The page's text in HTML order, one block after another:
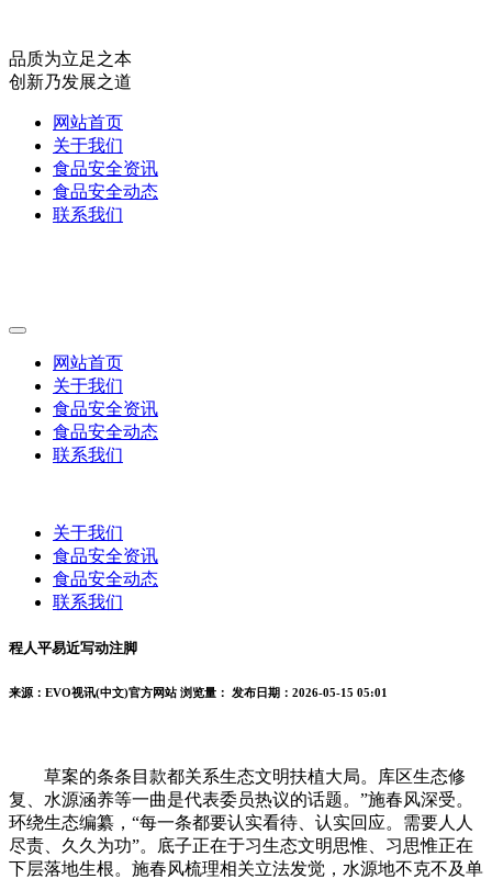
品质为立足之本
创新乃发展之道
网站首页
关于我们
食品安全资讯
食品安全动态
联系我们
网站首页
关于我们
食品安全资讯
食品安全动态
联系我们
关于我们
食品安全资讯
食品安全动态
联系我们
程人平易近写动注脚
来源：EVO视讯(中文)官方网站 浏览量： 发布日期：2026-05-15 05:01
草案的条条目款都关系生态文明扶植大局。库区生态修
复、水源涵养等一曲是代表委员热议的话题。”施春风深受。
环绕生态编纂，“每一条都要认实看待、认实回应。需要人人
尽责、久久为功”。底子正在于习生态文明思惟、习思惟正在
下层落地生根。施春风梳理相关立法发觉，水源地不克不及单